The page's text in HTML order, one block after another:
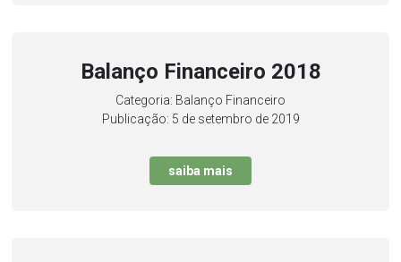
Balanço Financeiro 2018
Categoria: Balanço Financeiro
Publicação: 5 de setembro de 2019
saiba mais